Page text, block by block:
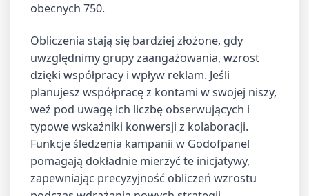
obecnych 750.
Obliczenia stają się bardziej złożone, gdy
uwzględnimy grupy zaangażowania, wzrost
dzięki współpracy i wpływ reklam. Jeśli
planujesz współpracę z kontami w swojej niszy,
weź pod uwagę ich liczbę obserwujących i
typowe wskaźniki konwersji z kolaboracji.
Funkcje śledzenia kampanii w Godofpanel
pomagają dokładnie mierzyć te inicjatywy,
zapewniając precyzyjność obliczeń wzrostu